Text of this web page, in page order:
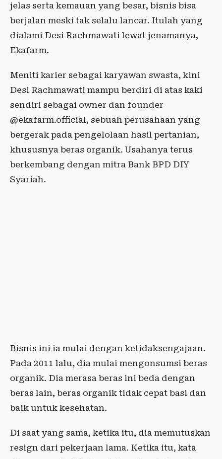
jelas serta kemauan yang besar, bisnis bisa
berjalan meski tak selalu lancar. Itulah yang
dialami Desi Rachmawati lewat jenamanya,
Ekafarm.
Meniti karier sebagai karyawan swasta, kini
Desi Rachmawati mampu berdiri di atas kaki
sendiri sebagai owner dan founder
@ekafarm.official, sebuah perusahaan yang
bergerak pada pengelolaan hasil pertanian,
khususnya beras organik. Usahanya terus
berkembang dengan mitra Bank BPD DIY
Syariah.
Bisnis ini ia mulai dengan ketidaksengajaan.
Pada 2011 lalu, dia mulai mengonsumsi beras
organik. Dia merasa beras ini beda dengan
beras lain, beras organik tidak cepat basi dan
baik untuk kesehatan.
Di saat yang sama, ketika itu, dia memutuskan
resign dari pekerjaan lama. Ketika itu, kata